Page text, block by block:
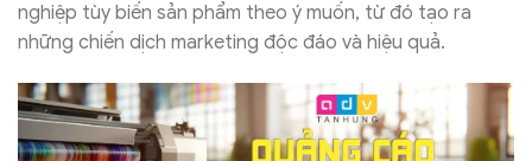
nghiệp tùy biến sản phẩm theo ý muốn, từ đó tạo ra
những chiến dịch marketing độc đáo và hiệu quả.